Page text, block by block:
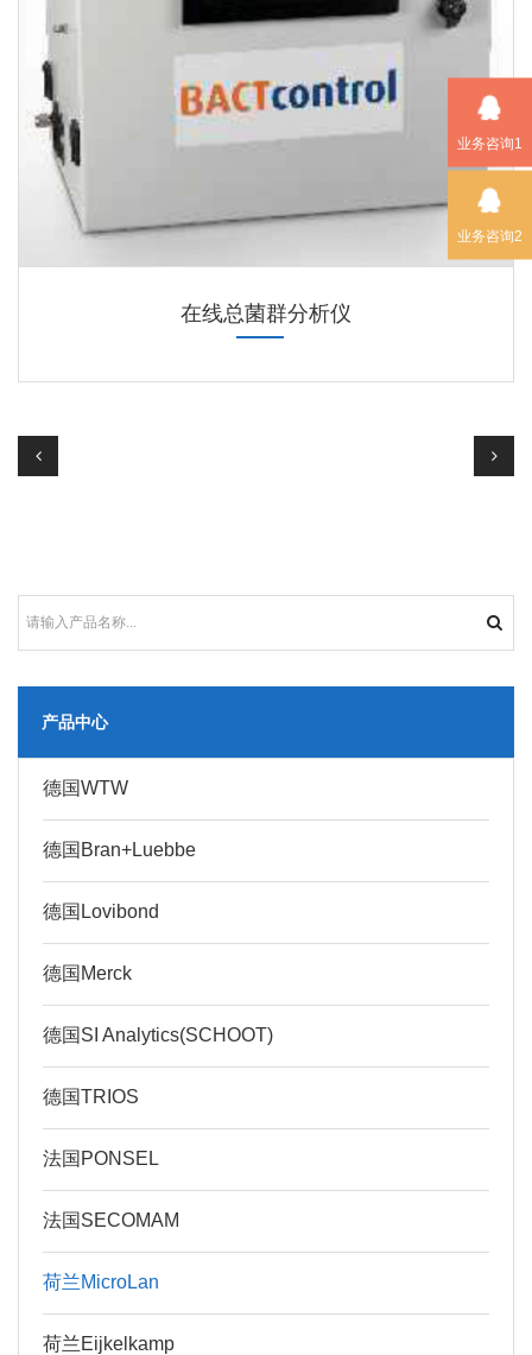
业务咨询1
业务咨询2
在线总菌群分析仪
产品中心
德国WTW
德国Bran+Luebbe
德国Lovibond
德国Merck
德国SI Analytics(SCHOOT)
德国TRIOS
法国PONSEL
法国SECOMAM
荷兰MicroLan
荷兰Eijkelkamp